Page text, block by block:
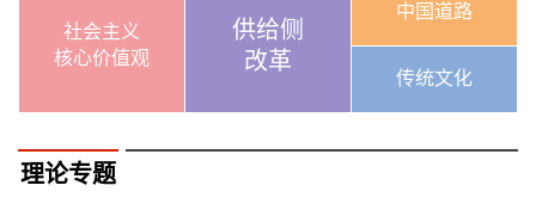
社会主义
核心价值观
供给侧
改革
中国道路
传统文化
理论专题